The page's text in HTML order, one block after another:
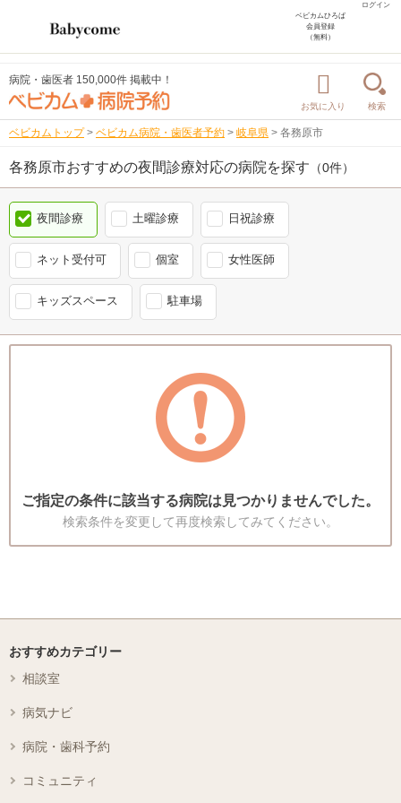
ログイン
ベビカムひろば
会員登録
（無料）
病院・歯医者 150,000件 掲載中！
お気に入り 検索
ベビカムトップ > ベビカム病院・歯医者予約 > 岐阜県 > 各務原市
各務原市おすすめの夜間診療対応の病院を探す （0件）
夜間診療 土曜診療 日祝診療
ネット受付可 個室 女性医師
キッズスペース 駐車場
ご指定の条件に該当する病院は見つかりませんでした。
検索条件を変更して再度検索してみてください。
おすすめカテゴリー
相談室
病気ナビ
病院・歯科予約
コミュニティ